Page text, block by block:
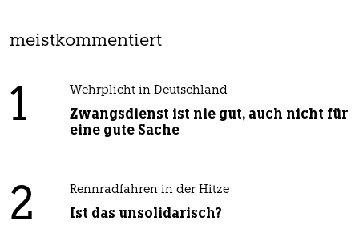
meistkommentiert
1 Wehrplicht in Deutschland
Zwangsdienst ist nie gut, auch nicht für
eine gute Sache
2 Rennradfahren in der Hitze
Ist das unsolidarisch?